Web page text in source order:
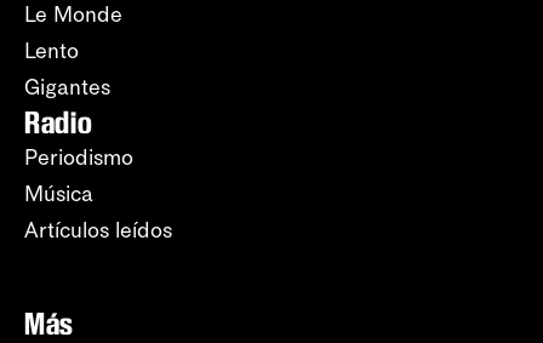
Le Monde
Lento
Gigantes
Radio
Periodismo
Música
Artículos leídos
Más